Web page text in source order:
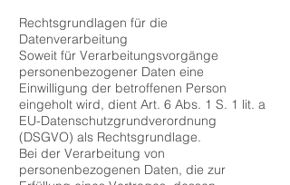
Rechtsgrundlagen für die
Datenverarbeitung
Soweit für Verarbeitungsvorgänge
personenbezogener Daten eine
Einwilligung der betroffenen Person
eingeholt wird, dient Art. 6 Abs. 1 S. 1 lit. a
EU-Datenschutzgrundverordnung
(DSGVO) als Rechtsgrundlage.
Bei der Verarbeitung von
personenbezogenen Daten, die zur